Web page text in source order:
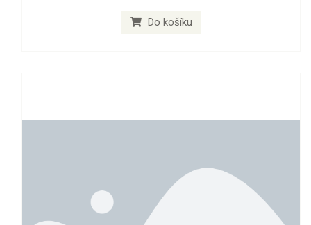
Do košíku